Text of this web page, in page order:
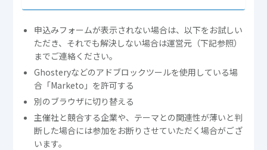
申込みフォームが表示されない場合は、以下をお試しい
ただき、それでも解決しない場合は運営元（下記参照）
までご連絡ください。
Ghosteryなどのアドブロックツールを使用している場
合「Marketo」を許可する
別のブラウザに切り替える
主催社と競合する企業や、テーマとの関連性が薄いと判
断した場合には参加をお断りさせていただく場合がござ
います。